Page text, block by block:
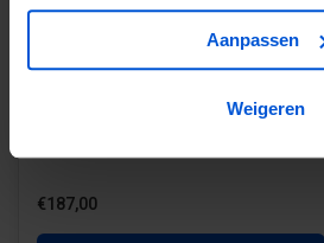
Aanpassen
Weigeren
Tuindeur Privacy Douglas met stalen
€187,00